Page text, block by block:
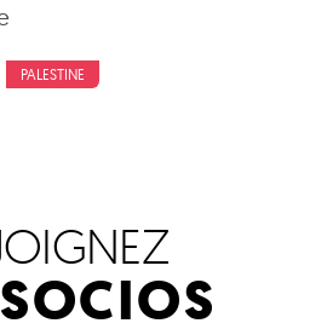
PALESTINE